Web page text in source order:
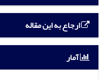
ارجاع به این مقاله
آمار